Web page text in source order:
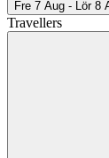
Fre 7 Aug - Lör 8
Travellers